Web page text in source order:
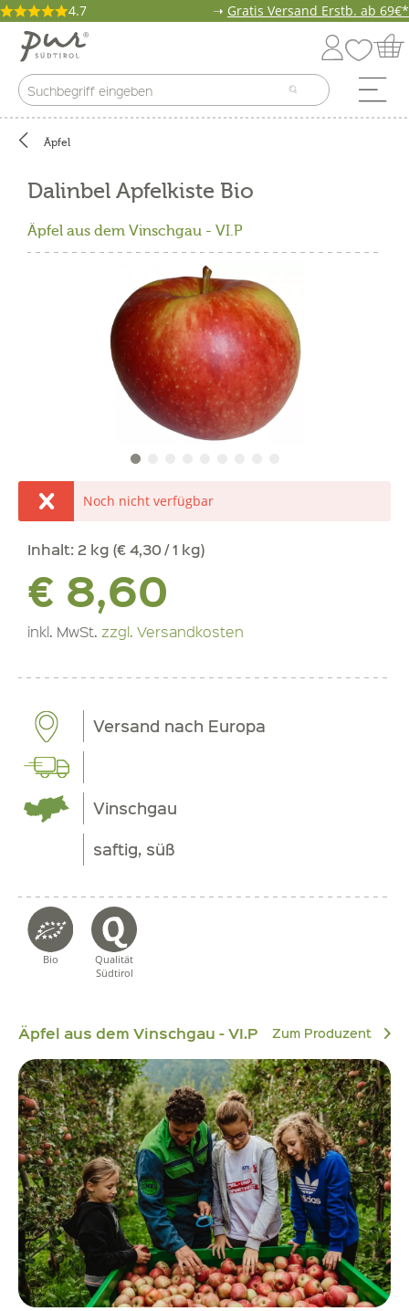
4.7 ➝ Gratis Versand Erstb. ab 69€*
Äpfel
Dalinbel Apfelkiste Bio
Äpfel aus dem Vinschgau - VI.P
Noch nicht verfügbar
Inhalt: 2 kg (€ 4,30 / 1 kg)
€ 8,60
inkl. MwSt. zzgl. Versandkosten
Versand nach Europa
Vinschgau
saftig, süß
Bio
Qualität
Südtirol
Äpfel aus dem Vinschgau - VI.P Zum Produzent